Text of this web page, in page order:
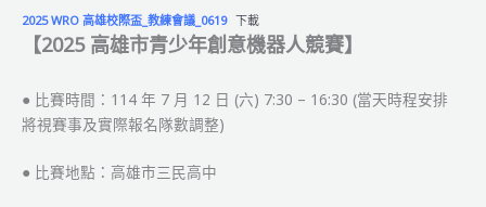
賽
2025 WRO 高雄校際盃_教練會議_0619 下載
【2025 高雄市青少年創意機器人競賽】
● 比賽時間：114 年 7 月 12 日 (六) 7:30 – 16:30 (當天時程安排
將視賽事及實際報名隊數調整)
● 比賽地點：高雄市三民高中